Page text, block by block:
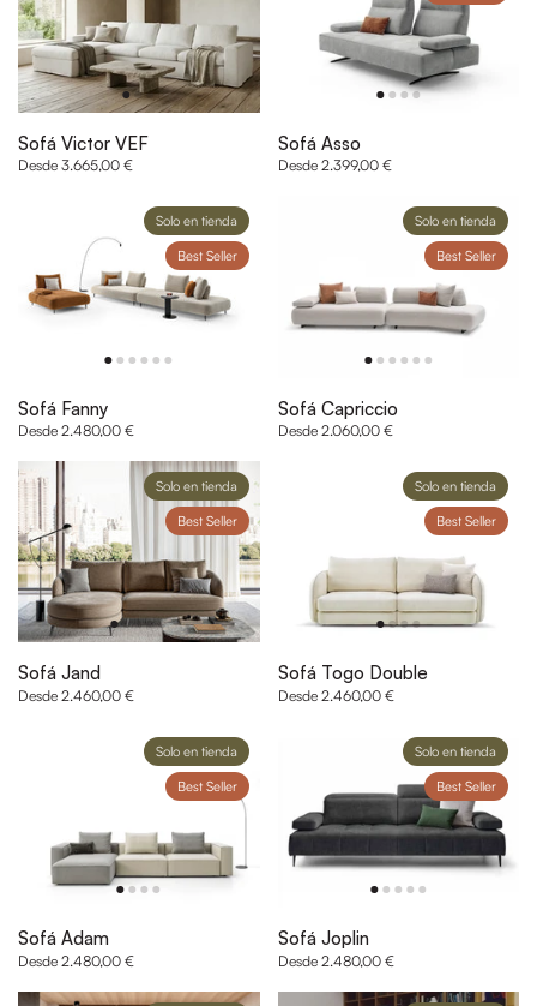
Sofá Victor VEF
Desde 3.665,00 €
Sofá Asso
Desde 2.399,00 €
Sofá Fanny
Desde 2.480,00 €
Solo en tienda
Best Seller
Sofá Capriccio
Desde 2.060,00 €
Solo en tienda
Best Seller
Sofá Jand
Desde 2.460,00 €
Solo en tienda
Best Seller
Sofá Togo Double
Desde 2.460,00 €
Solo en tienda
Best Seller
Sofá Adam
Desde 2.480,00 €
Solo en tienda
Best Seller
Sofá Joplin
Desde 2.480,00 €
Solo en tienda
Best Seller